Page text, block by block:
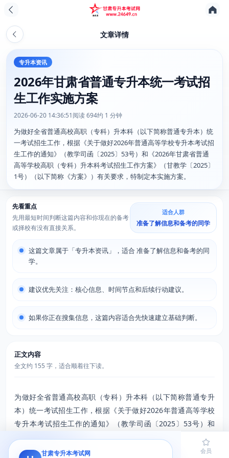
文章详情
专升本资讯
2026年甘肃省普通专升本统一考试招
生工作实施方案
2026-06-20 14:36:51阅读 694约 1 分钟
为做好全省普通高校高职（专科）升本科（以下简称普通专升本）统
一考试招生工作，根据《关于做好2026年普通高等学校专升本考试招
生工作的通知》（教学司函〔2025〕53号）和《2026年甘肃省普通
高等学校高职（专科）升本科考试招生工作方案》（甘教学〔2025〕
1号）（以下简称《方案》）有关要求，特制定本实施方案。
先看重点
先用最短时间判断这篇内容和你现在的备考
或择校有没有直接关系。
适合人群
准备了解信息和备考的同学
这篇文章属于「专升本资讯」，适合 准备了解信息和备考的同
学。
建议优先关注：核心信息、时间节点和后续行动建议。
如果你正在搜集信息，这篇内容适合先快速建立基础判断。
正文内容
全文约 155 字，适合顺着往下读。
为做好全省普通高校高职（专科）升本科（以下简称普通专升
本）统一考试招生工作，根据《关于做好2026年普通高等学校
专升本考试招生工作的通知》（教学司函〔2025〕53号）和
《2026年甘肃省普通高等学校高职（专科）升本科考试招生工
作方案》（甘教学〔2025〕1号）（以下简称《方案》）有关要
甘肃专升本考试网
首页 题库 会员